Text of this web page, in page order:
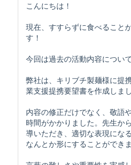
こんにちは！
現在、すすらずに食べること
す！
今回は過去の活動内容につい
弊社は、キリブチ製麺様に提
業支援提携要望書を作成しまし
内容の修正だけでなく、敬語
時間がかかりました。先生か
導いただき、適切な表現にな
なんとか形にすることができま